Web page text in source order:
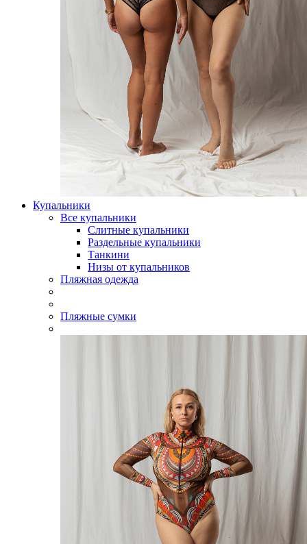
Купальники
Все купальники
Слитные купальники
Раздельные купальники
Танкини
Низы от купальников
Пляжная одежда
Пляжные сумки